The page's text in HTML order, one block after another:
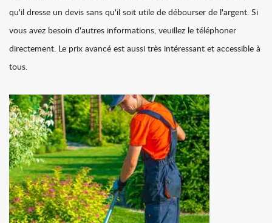
qu'il dresse un devis sans qu'il soit utile de débourser de l'argent. Si
vous avez besoin d'autres informations, veuillez le téléphoner
directement. Le prix avancé est aussi très intéressant et accessible à
tous.